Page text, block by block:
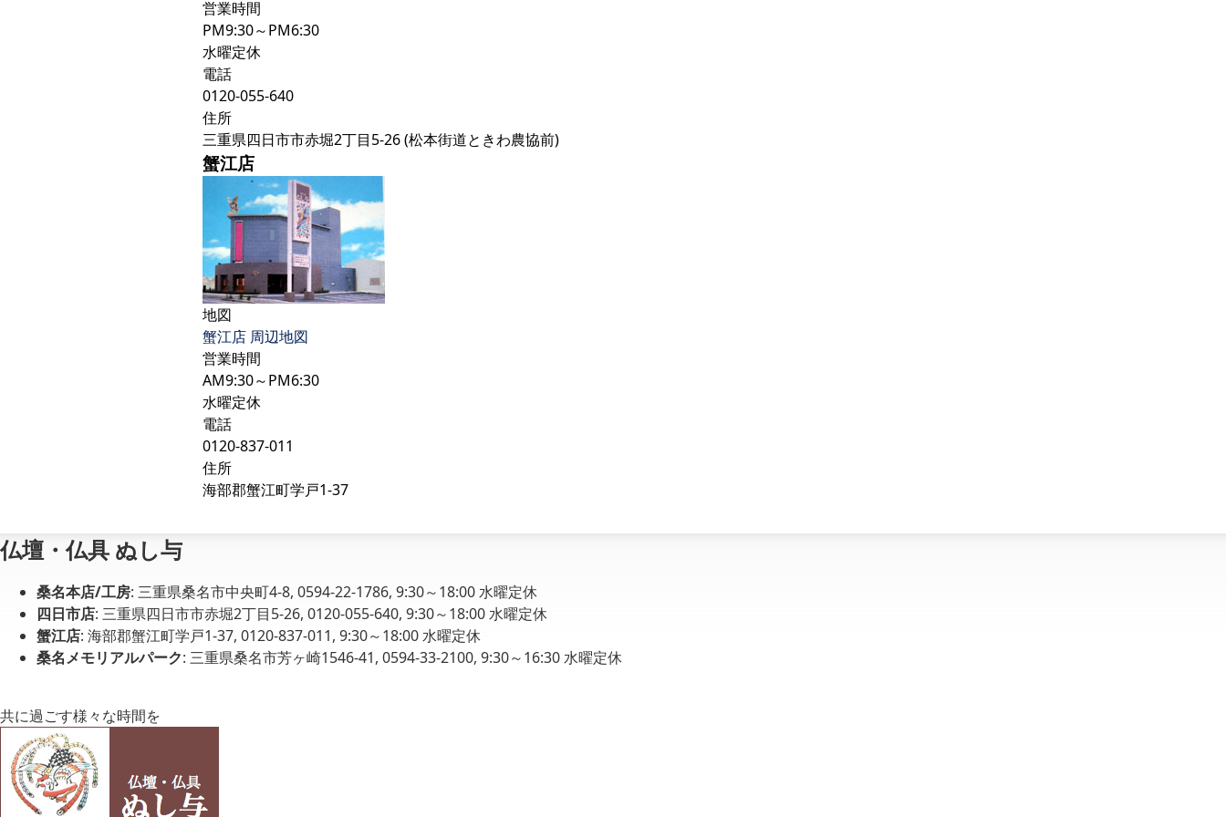
営業時間
PM9:30～PM6:30
水曜定休
電話
0120-055-640
住所
三重県四日市市赤堀2丁目5-26 (松本街道ときわ農協前)
蟹江店
地図
蟹江店 周辺地図
営業時間
AM9:30～PM6:30
水曜定休
電話
0120-837-011
住所
海部郡蟹江町学戸1-37
仏壇・仏具 ぬし与
桑名本店/工房: 三重県桑名市中央町4-8, 0594-22-1786, 9:30～18:00 水曜定休
四日市店: 三重県四日市市赤堀2丁目5-26, 0120-055-640, 9:30～18:00 水曜定休
蟹江店: 海部郡蟹江町学戸1-37, 0120-837-011, 9:30～18:00 水曜定休
桑名メモリアルパーク: 三重県桑名市芳ヶ崎1546-41, 0594-33-2100, 9:30～16:30 水曜定休
共に過ごす様々な時間を